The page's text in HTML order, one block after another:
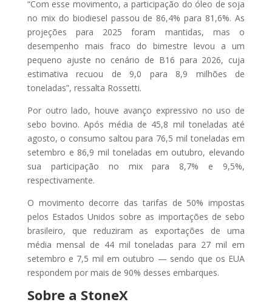
“Com esse movimento, a participação do óleo de soja
no mix do biodiesel passou de 86,4% para 81,6%. As
projeções para 2025 foram mantidas, mas o
desempenho mais fraco do bimestre levou a um
pequeno ajuste no cenário de B16 para 2026, cuja
estimativa recuou de 9,0 para 8,9 milhões de
toneladas”, ressalta Rossetti.
Por outro lado, houve avanço expressivo no uso de
sebo bovino. Após média de 45,8 mil toneladas até
agosto, o consumo saltou para 76,5 mil toneladas em
setembro e 86,9 mil toneladas em outubro, elevando
sua participação no mix para 8,7% e 9,5%,
respectivamente.
O movimento decorre das tarifas de 50% impostas
pelos Estados Unidos sobre as importações de sebo
brasileiro, que reduziram as exportações de uma
média mensal de 44 mil toneladas para 27 mil em
setembro e 7,5 mil em outubro — sendo que os EUA
respondem por mais de 90% desses embarques.
Sobre a StoneX